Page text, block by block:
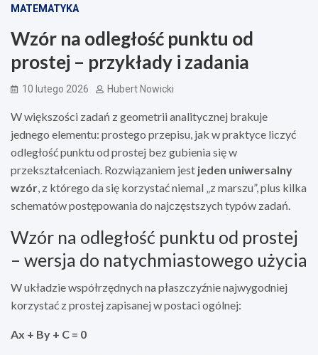
MATEMATYKA
Wzór na odległość punktu od
prostej – przykłady i zadania
10 lutego 2026 Hubert Nowicki
W większości zadań z geometrii analitycznej brakuje
jednego elementu: prostego przepisu, jak w praktyce liczyć
odległość punktu od prostej bez gubienia się w
przekształceniach. Rozwiązaniem jest jeden uniwersalny
wzór , z którego da się korzystać niemal „z marszu”, plus kilka
schematów postępowania do najczęstszych typów zadań.
Wzór na odległość punktu od prostej
– wersja do natychmiastowego użycia
W układzie współrzędnych na płaszczyźnie najwygodniej
korzystać z prostej zapisanej w postaci ogólnej:
Ax + By + C = 0